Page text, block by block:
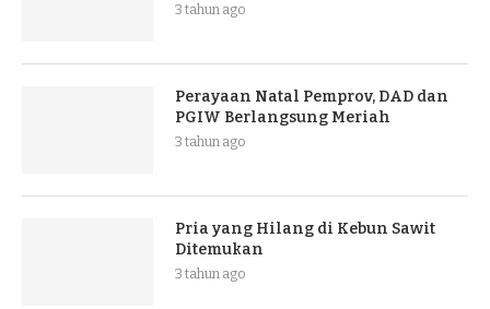
3 tahun ago
Perayaan Natal Pemprov, DAD dan
PGIW Berlangsung Meriah
3 tahun ago
Pria yang Hilang di Kebun Sawit
Ditemukan
3 tahun ago